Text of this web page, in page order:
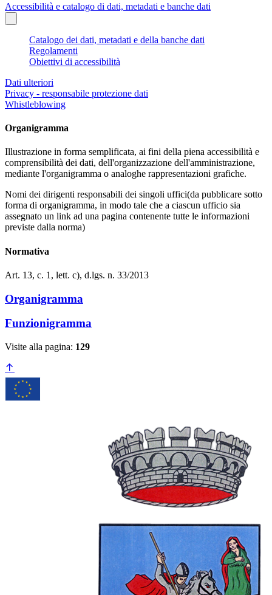
Accessibilità e catalogo di dati, metadati e banche dati
Catalogo dei dati, metadati e della banche dati
Regolamenti
Obiettivi di accessibilità
Dati ulteriori
Privacy - responsabile protezione dati
Whistleblowing
Organigramma
Illustrazione in forma semplificata, ai fini della piena accessibilità e
comprensibilità dei dati, dell'organizzazione dell'amministrazione,
mediante l'organigramma o analoghe rappresentazioni grafiche.
Nomi dei dirigenti responsabili dei singoli uffici(da pubblicare sotto
forma di organigramma, in modo tale che a ciascun ufficio sia
assegnato un link ad una pagina contenente tutte le informazioni
previste dalla norma)
Normativa
Art. 13, c. 1, lett. c), d.lgs. n. 33/2013
Organigramma
Funzionigramma
Visite alla pagina: 129